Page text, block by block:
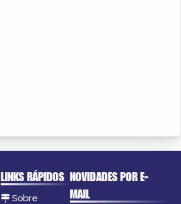
LINKS RÁPIDOS
Sobre
NOVIDADES POR E-
MAIL